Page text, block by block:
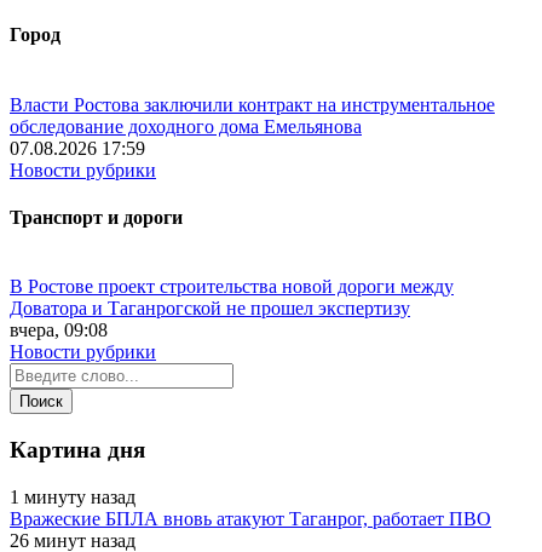
Город
Власти Ростова заключили контракт на инструментальное
обследование доходного дома Емельянова
07.08.2026 17:59
Новости рубрики
Транспорт и дороги
В Ростове проект строительства новой дороги между
Доватора и Таганрогской не прошел экспертизу
вчера, 09:08
Новости рубрики
Картина дня
1 минуту назад
Вражеские БПЛА вновь атакуют Таганрог, работает ПВО
26 минут назад